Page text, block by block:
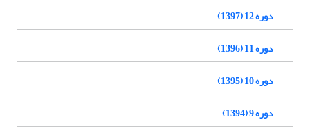
دوره 12 (1397)
دوره 11 (1396)
دوره 10 (1395)
دوره 9 (1394)